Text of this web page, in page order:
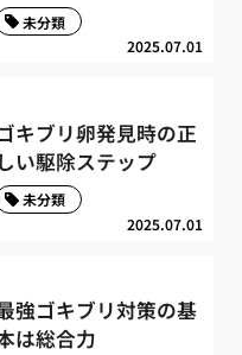
2025.07.01
未分類
キブリ卵発見時の正
しい駆除ステップ
2025.07.01
未分類
強ゴキブリ対策の基
は総合力